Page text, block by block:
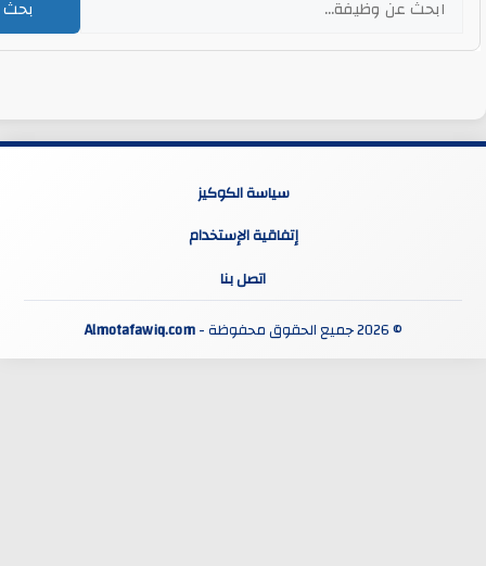
سياسة الكوكيز
إتفاقية الإستخدام
اتصل بنا
Almotafawiq.com